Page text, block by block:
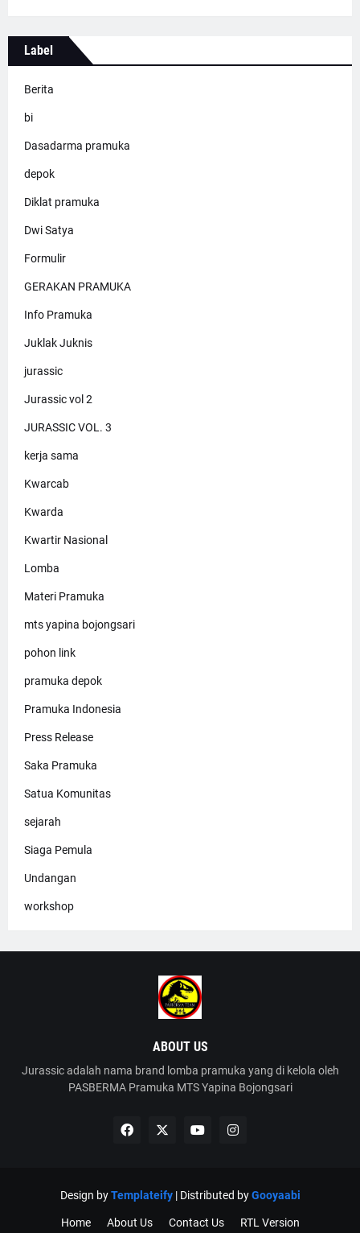
Label
Berita
bi
Dasadarma pramuka
depok
Diklat pramuka
Dwi Satya
Formulir
GERAKAN PRAMUKA
Info Pramuka
Juklak Juknis
jurassic
Jurassic vol 2
JURASSIC VOL. 3
kerja sama
Kwarcab
Kwarda
Kwartir Nasional
Lomba
Materi Pramuka
mts yapina bojongsari
pohon link
pramuka depok
Pramuka Indonesia
Press Release
Saka Pramuka
Satua Komunitas
sejarah
Siaga Pemula
Undangan
workshop
ABOUT US
Jurassic adalah nama brand lomba pramuka yang di kelola oleh
PASBERMA Pramuka MTS Yapina Bojongsari
Design byTemplateify| Distributed byGooyaabi
Home About Us Contact Us RTL Version